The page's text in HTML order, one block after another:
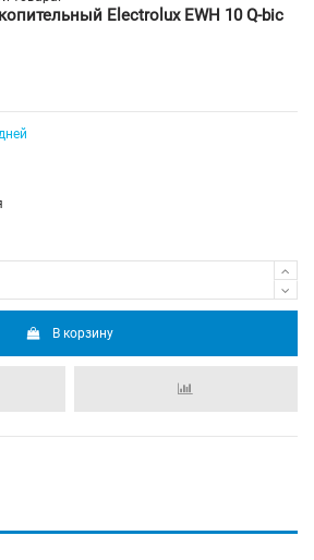
Electrolux EWH 10 Q-bic
В корзину